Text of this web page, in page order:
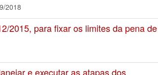
2018
2015, para fixar os limites da pena de
e executar as atapas dos